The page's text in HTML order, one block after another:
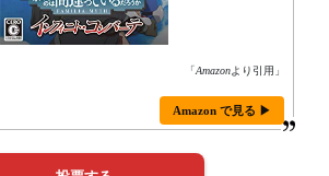
「Amazonより引用」
Amazon で見る ▶